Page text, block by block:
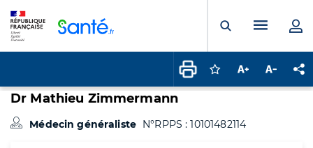
Ouvrir laMenu
Connectez-vous
Augmenter la
Dr Mathieu Zimmermann
Médecin généraliste N°RPPS : 10101482114